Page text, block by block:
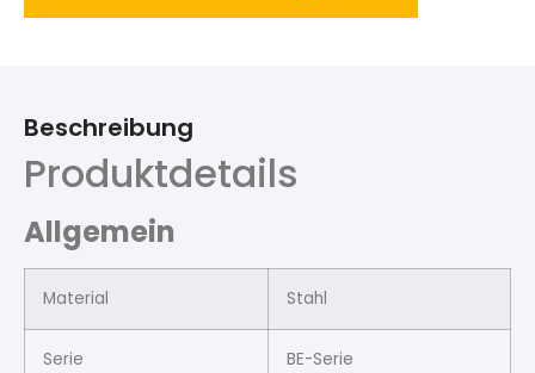
Beschreibung
Produktdetails
Allgemein
Material Stahl
Serie BE-Serie